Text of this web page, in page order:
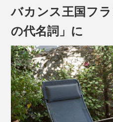
この体勢が妊婦やお産後
から、フランスの産婦人科
ニングチェアが利用されて
一度背もたれを倒したら、
ちよさ。
ヘッドレストは取り外しも可能です。※
シートにはUVカット加工
ダやバルコニー、屋上など
のモデルです。
バカンス王国フ
の代名詞」に